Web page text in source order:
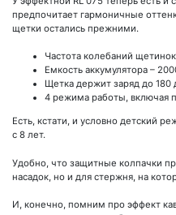
предпочитает гармоничные
щетки остались прежними.
Частота колебаний
Емкость аккумулятора –
Щетка держит заряд до 180
4 режима работы, включая
Есть, кстати, и условно детский
с 8 лет.
Удобно, что защитные колпачки
насадок, но и для стержня, на
И, конечно, помним про эффект